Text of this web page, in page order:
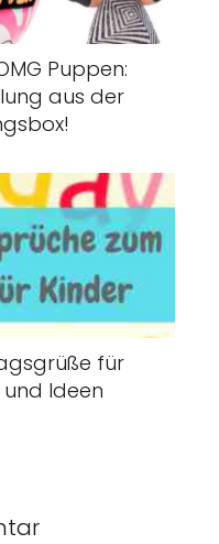
Puppen:
aus der
für
Ideen